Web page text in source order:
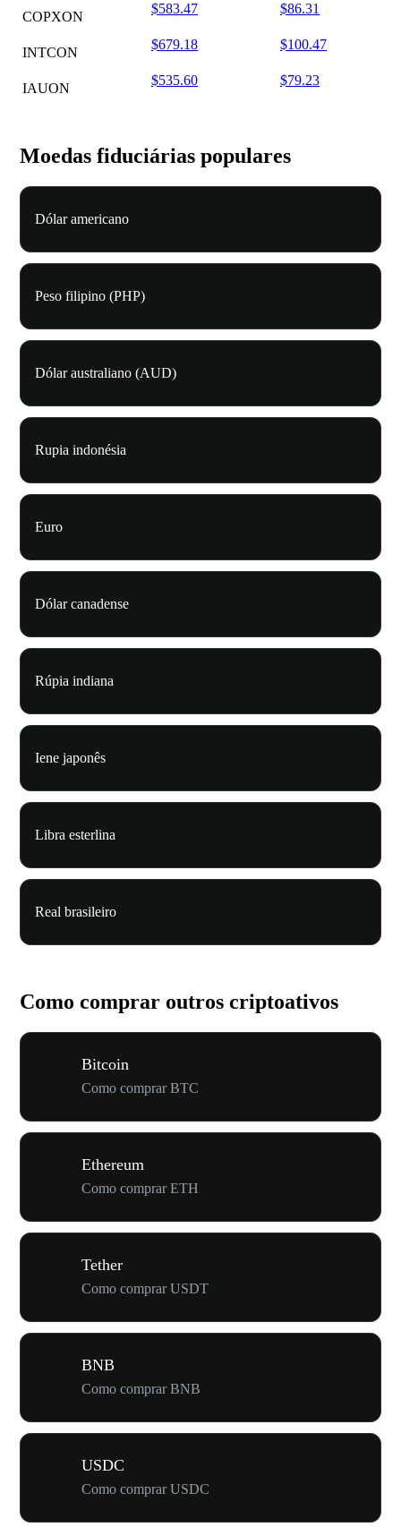
COPXON
$583.47 $86.31
INTCON
$679.18 $100.47
IAUON
$535.60 $79.23
Moedas fiduciárias populares
Dólar americano
Peso filipino (PHP)
Dólar australiano (AUD)
Rupia indonésia
Euro
Dólar canadense
Rúpia indiana
Iene japonês
Libra esterlina
Real brasileiro
Como comprar outros criptoativos
Bitcoin
Como comprar BTC
Ethereum
Como comprar ETH
Tether
Como comprar USDT
BNB
Como comprar BNB
USDC
Como comprar USDC